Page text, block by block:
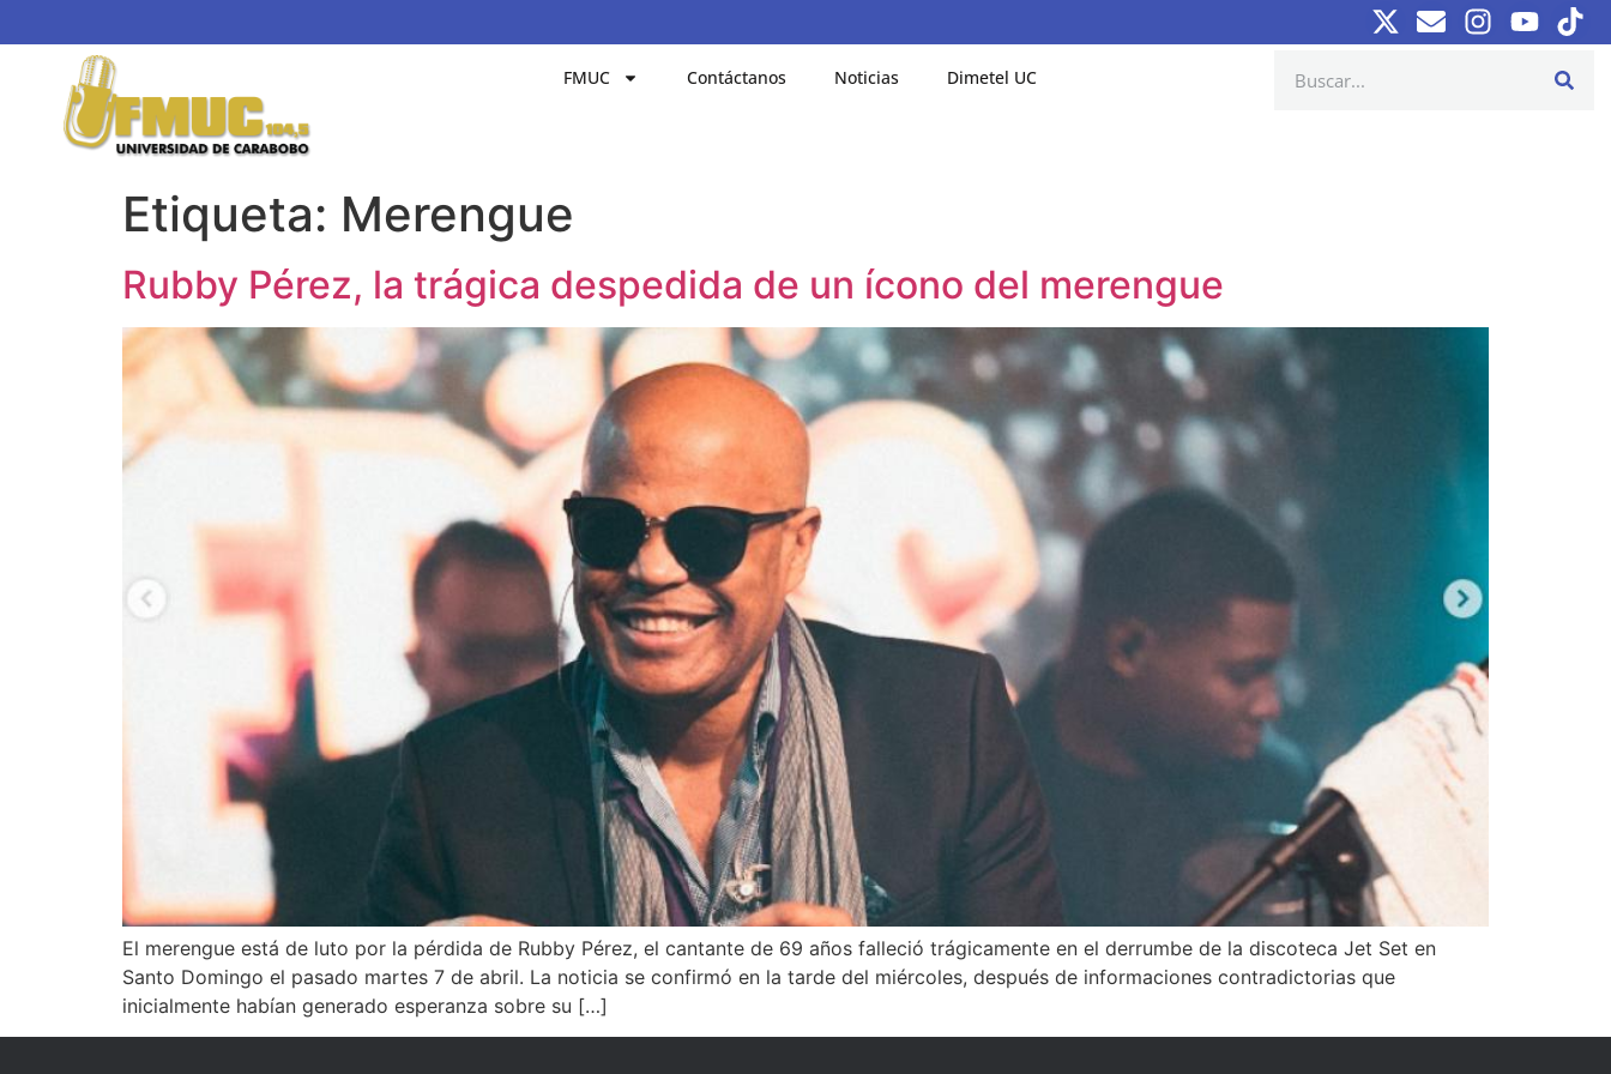
FMUC Contáctanos Noticias Dimetel UC
Etiqueta: Merengue
Rubby Pérez, la trágica despedida de un ícono del merengue
El merengue está de luto por la pérdida de Rubby Pérez, el cantante de 69 años falleció trágicamente en el derrumbe de la discoteca Jet Set en
Santo Domingo el pasado martes 7 de abril. La noticia se confirmó en la tarde del miércoles, después de informaciones contradictorias que
inicialmente habían generado esperanza sobre su […]